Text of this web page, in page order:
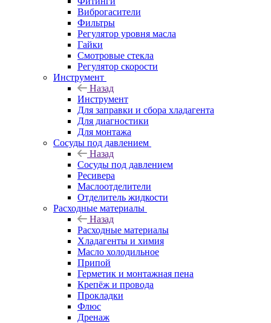
Виброгасители
Фильтры
Регулятор уровня масла
Гайки
Смотровые стекла
Регулятор скорости
Инструмент
Назад
Инструмент
Для заправки и сбора хладагента
Для диагностики
Для монтажа
Сосуды под давлением
Назад
Сосуды под давлением
Ресивера
Маслоотделители
Отделитель жидкости
Расходные материалы
Назад
Расходные материалы
Хладагенты и химия
Масло холодильное
Припой
Герметик и монтажная пена
Крепёж и провода
Прокладки
Флюс
Дренаж